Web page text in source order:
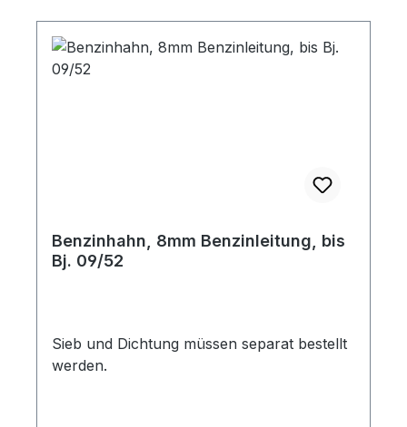
Benzinhahn, 8mm Benzinleitung, bis
Bj. 09/52
Sieb und Dichtung müssen separat bestellt
werden.